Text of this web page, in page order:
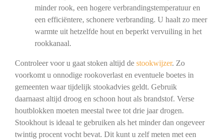
minder rook, een hogere verbrandingstemperatuur en
een efficiëntere, schonere verbranding. U haalt zo meer
warmte uit hetzelfde hout en beperkt vervuiling in het
rookkanaal.
Controleer voor u gaat stoken altijd de stookwijzer. Zo
voorkomt u onnodige rookoverlast en eventuele boetes in
gemeenten waar tijdelijk stookadvies geldt. Gebruik
daarnaast altijd droog en schoon hout als brandstof. Verse
houtblokken moeten meestal twee tot drie jaar drogen.
Stookhout is ideaal te gebruiken als het minder dan ongeveer
twintig procent vocht bevat. Dit kunt u zelf meten met een